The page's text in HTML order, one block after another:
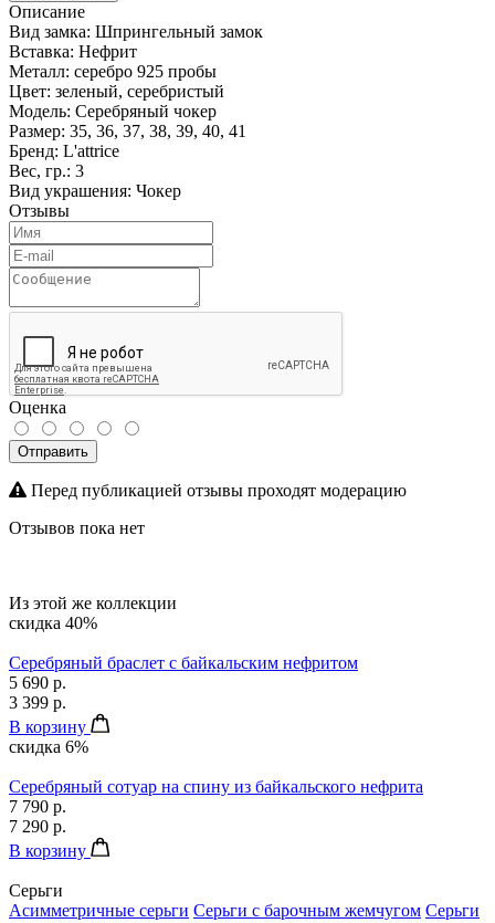
Описание
Вид замка: Шпрингельный замок
Вставка: Нефрит
Металл: серебро 925 пробы
Цвет: зеленый, серебристый
Модель: Серебряный чокер
Размер: 35, 36, 37, 38, 39, 40, 41
Бренд: L'attrice
Вес, гр.: 3
Вид украшения: Чокер
Отзывы
Оценка
Отправить
Перед публикацией отзывы проходят модерацию
Отзывов пока нет
Из этой же коллекции
скидка 40%
Серебряный браслет с байкальским нефритом
5 690 р.
3 399 р.
В корзину
скидка 6%
Серебряный сотуар на спину из байкальского нефрита
7 790 р.
7 290 р.
В корзину
Серьги
Асимметричные серьги Серьги с барочным жемчугом Серьги